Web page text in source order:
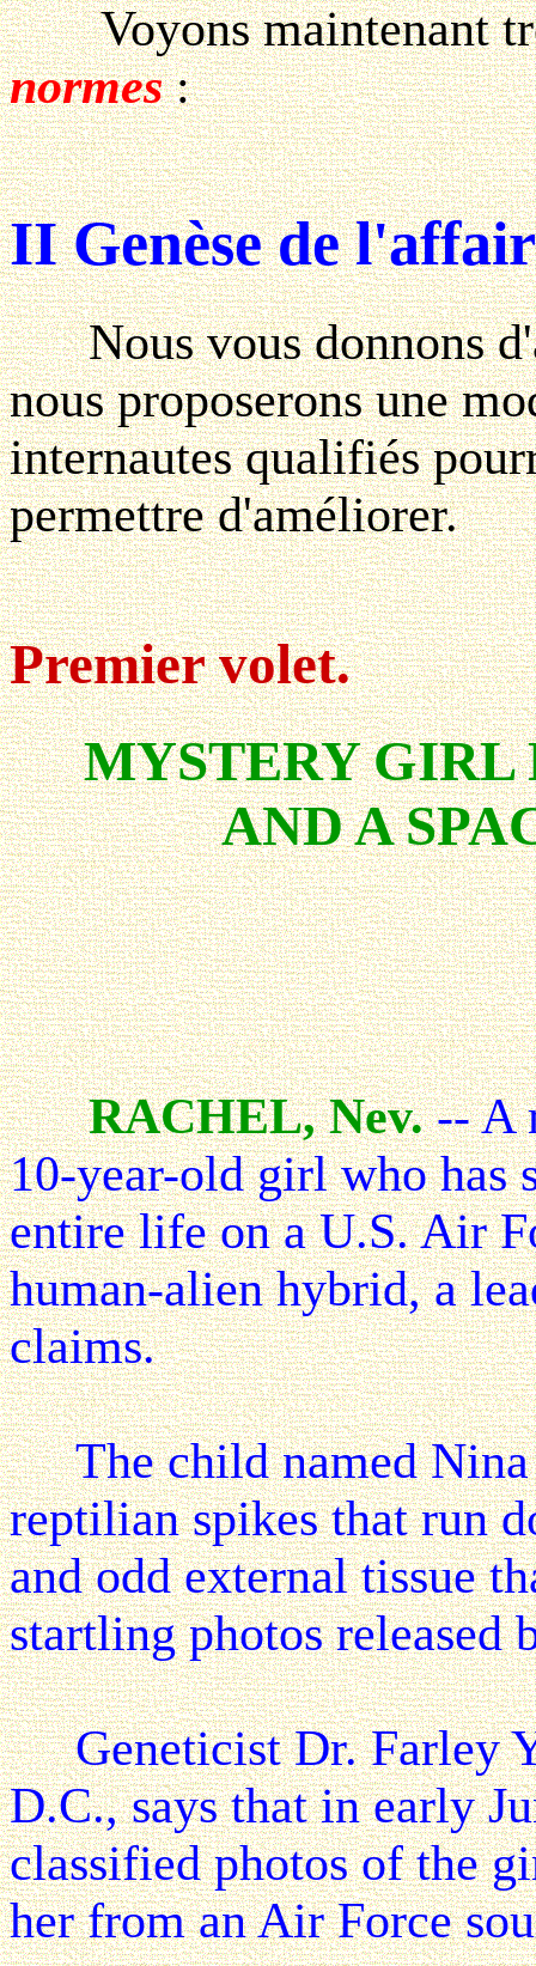
Voyons maintenant
normes:
II Genèse de
Nous vous donnons
nous proposerons une
internautes qualifiés
permettre d'améliorer.
Premier volet.
MYSTERY
AND A
RACHEL, Nev. -- A
10-year-old girl who has
entire life on a U.S. Air
human-alien hybrid, a
claims.
The child named Nina
reptilian spikes that run
and odd external tissue
startling photos released
Geneticist Dr. Farley
D.C., says that in early
classified photos of the
her from an Air Force